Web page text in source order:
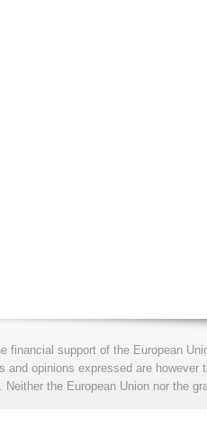
financial support of the European
and opinions expressed are
Neither the European Union nor the